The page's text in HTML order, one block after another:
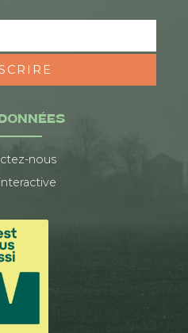
nous